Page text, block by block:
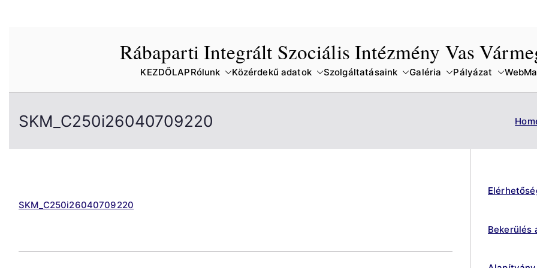
Rábaparti Integrált Szociális Intézmény Vas
KEZDŐLAPRólunk Közérdekű adatok Szolgáltatásaink Galéria Pályázat
SKM_C250i26040709220
SKM_C250i26040709220
Bekerülés